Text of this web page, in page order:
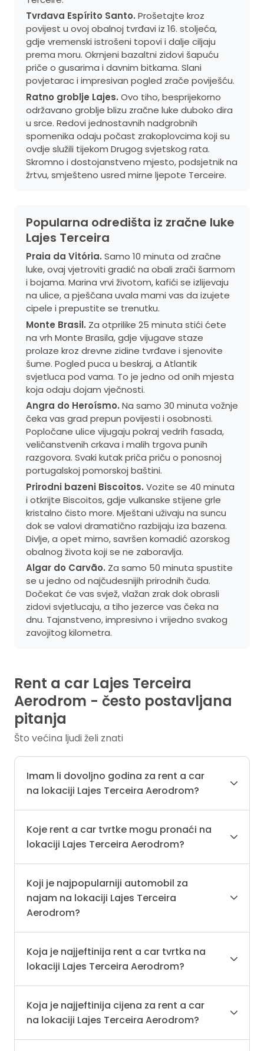
Tvrđava Espírito Santo. Prošetajte kroz
povijest u ovoj obalnoj tvrđavi iz 16. stoljeća,
gdje vremenski istrošeni topovi i dalje ciljaju
prema moru. Okrnjeni bazaltni zidovi šapuću
priče o gusarima i davnim bitkama. Slani
povjetarac i impresivan pogled zrače poviješću.
Ratno groblje Lajes. Ovo tiho, besprijekorno
održavano groblje blizu zračne luke duboko dira
u srce. Redovi jednostavnih nadgrobnih
spomenika odaju počast zrakoplovcima koji su
ovdje služili tijekom Drugog svjetskog rata.
Skromno i dostojanstveno mjesto, podsjetnik na
žrtvu, smješteno usred mirne ljepote Terceire.
Popularna odredišta iz zračne luke
Lajes Terceira
Praia da Vitória. Samo 10 minuta od zračne
luke, ovaj vjetroviti gradić na obali zrači šarmom
i bojama. Marina vrvi životom, kafići se izlijevaju
na ulice, a pješčana uvala mami vas da izujete
cipele i prepustite se trenutku.
Monte Brasil. Za otprilike 25 minuta stići ćete
na vrh Monte Brasila, gdje vijugave staze
prolaze kroz drevne zidine tvrđave i sjenovite
šume. Pogled puca u beskraj, a Atlantik
svjetluca pod vama. To je jedno od onih mjesta
koja odaju dojam vječnosti.
Angra do Heroísmo. Na samo 30 minuta vožnje
čeka vas grad prepun povijesti i osobnosti.
Popločane ulice vijugaju pokraj vedrih fasada,
veličanstvenih crkava i malih trgova punih
razgovora. Svaki kutak priča priču o ponosnoj
portugalskoj pomorskoj baštini.
Prirodni bazeni Biscoitos. Vozite se 40 minuta
i otkrijte Biscoitos, gdje vulkanske stijene grle
kristalno čisto more. Mještani uživaju na suncu
dok se valovi dramatično razbijaju iza bazena.
Divlje, a opet mirno, savršen komadić azorskog
obalnog života koji se ne zaboravlja.
Algar do Carvão. Za samo 50 minuta spustite
se u jedno od najčudesnijih prirodnih čuda.
Dočekat će vas svjež, vlažan zrak dok obrasli
zidovi svjetlucaju, a tiho jezerce vas čeka na
dnu. Tajanstveno, impresivno i vrijedno svakog
zavojitog kilometra.
Rent a car Lajes Terceira
Aerodrom - često postavljana
pitanja
Što većina ljudi želi znati
Imam li dovoljno godina za rent a car
na lokaciji Lajes Terceira Aerodrom?
Koje rent a car tvrtke mogu pronaći na
lokaciji Lajes Terceira Aerodrom?
Koji je najpopularniji automobil za
najam na lokaciji Lajes Terceira
Aerodrom?
Koja je najjeftinija rent a car tvrtka na
lokaciji Lajes Terceira Aerodrom?
Koja je najjeftinija cijena za rent a car
na lokaciji Lajes Terceira Aerodrom?